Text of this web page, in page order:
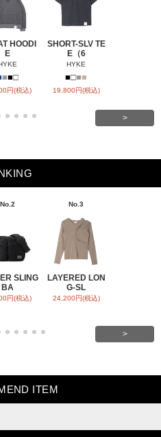
HOODI
E
■■□
円(税込)
SHORT-SLV TE
E（6
HYKE
■□■■
19,800円(税込)
>
No.2
SLING
BA
円(税込)
No.3
LAYERED LON
G-SL
24,200円(税込)
>
ITEM